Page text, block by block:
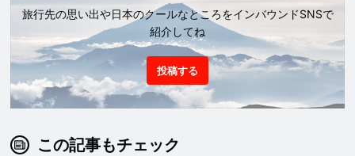
旅行先の思い出や日本のクールなところをインバウンドSNSで
紹介してね
投稿する
この記事もチェック